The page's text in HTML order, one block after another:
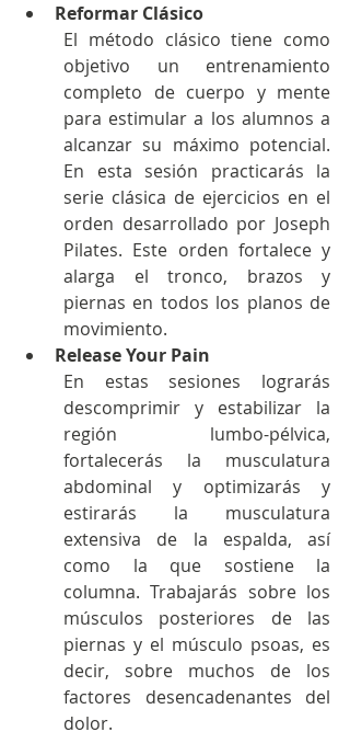
Reformar Clásico
El método clásico tiene como
objetivo un entrenamiento
completo de cuerpo y mente
para estimular a los alumnos a
alcanzar su máximo potencial.
En esta sesión practicarás la
serie clásica de ejercicios en el
orden desarrollado por Joseph
Pilates. Este orden fortalece y
alarga el tronco, brazos y
piernas en todos los planos de
movimiento.
Release Your Pain
En estas sesiones lograrás
descomprimir y estabilizar la
región lumbo-pélvica,
fortalecerás la musculatura
abdominal y optimizarás y
estirarás la musculatura
extensiva de la espalda, así
como la que sostiene la
columna. Trabajarás sobre los
músculos posteriores de las
piernas y el músculo psoas, es
decir, sobre muchos de los
factores desencadenantes del
dolor.